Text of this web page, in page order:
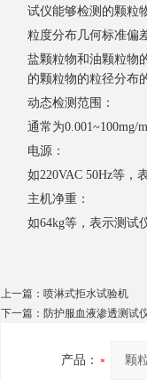
试仪能够检测的颗粒
粒度分布几何标准偏
盐颗粒物和油颗粒物
的颗粒物的粒径分布
动态检测范围 ：
通常为0.001~100mg/
电源：
如220VAC 50Hz等，
主机净重：
如64kg等，表示测试
上一篇： 喷淋式拒水试验机
下一篇： 防护服血液渗透测试
产品：